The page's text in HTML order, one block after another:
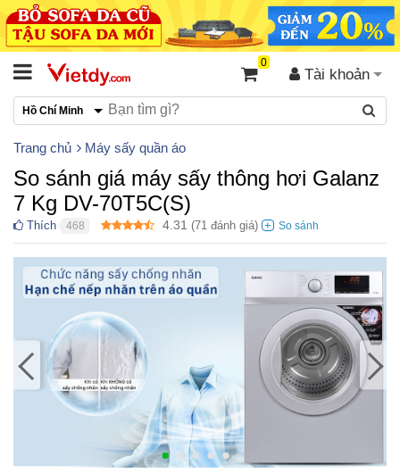
Tài khoản
0
Hồ Chí Minh
Trang chủ Máy sấy quần áo
So sánh giá máy sấy thông hơi Galanz
7 Kg DV-70T5C(S)
Thích 468 4.31 (71 đánh giá)